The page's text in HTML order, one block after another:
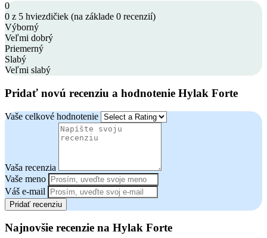
0
0 z 5 hviezdičiek (na základe 0 recenzií)
Výborný
Veľmi dobrý
Priemerný
Slabý
Veľmi slabý
Pridať novú recenziu a hodnotenie Hylak Forte
Vaše celkové hodnotenie
Vaša recenzia
Vaše meno
Váš e-mail
Pridať recenziu
Najnovšie recenzie na Hylak Forte